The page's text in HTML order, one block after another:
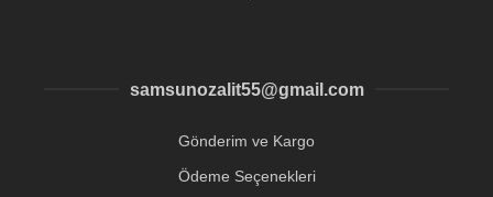
samsunozalit55@gmail.com
Gönderim ve Kargo
Ödeme Seçenekleri